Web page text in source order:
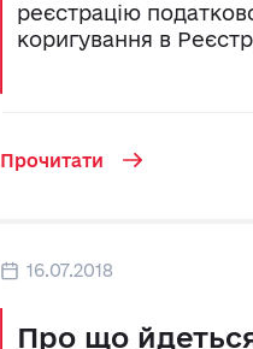
реєстрацію
коригування в
Прочитати
16.07.2018
Про що йдеться